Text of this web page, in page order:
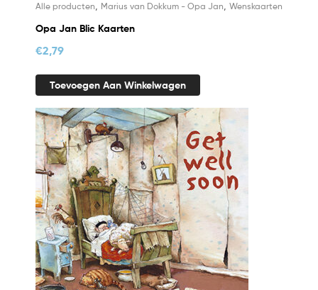
Alle producten Marius van Dokkum - Opa Jan Wenskaarten
Opa Jan Blic Kaarten
€2,79
Toevoegen Aan Winkelwagen